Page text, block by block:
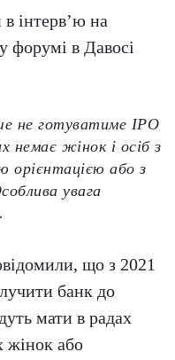
інтерв’ю на
форумі в Давосі
не готуватиме IPO
немає жінок і осіб з
орієнтацією або з
увага
що з 2021
банк до
мати в радах
жінок або